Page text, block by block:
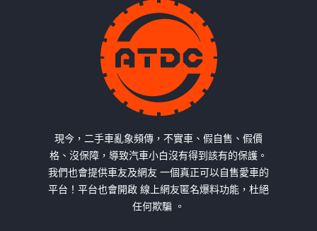
現今，二手車亂象頻傳，不實車、假自售、假價
格、沒保障，導致汽車小白沒有得到該有的保護。
我們也會提供車友及網友 一個真正可以自售愛車的
平台！平台也會開啟 線上網友匿名爆料功能，杜絕
任何欺騙 。